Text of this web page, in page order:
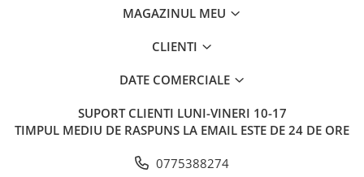
MAGAZINUL MEU
CLIENTI
DATE COMERCIALE
SUPORT CLIENTI LUNI-VINERI 10-17
TIMPUL MEDIU DE RASPUNS LA EMAIL ESTE DE 24 DE ORE
0775388274